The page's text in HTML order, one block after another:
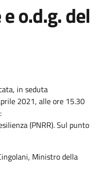
o.d.g. del
in seduta
2021, alle ore 15.30
(PNRR). Sul punto
Ministro della